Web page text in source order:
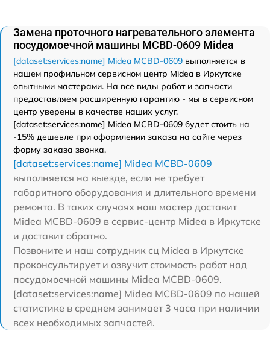
Замена проточного нагревательного элемента
посудомоечной машины MCBD-0609 Midea
[dataset:services:name] Midea MCBD-0609 выполняется в
нашем профильном сервисном центр Midea в Иркутске
опытными мастерами. На все виды работ и запчасти
предоставляем расширенную гарантию - мы в сервисном
центр уверены в качестве наших услуг.
[dataset:services:name] Midea MCBD-0609 будет стоить на
-15% дешевле при оформлении заказа на сайте через
форму заказа звонка.
[dataset:services:name] Midea MCBD-0609
выполняется на выезде, если не требует
габаритного оборудования и длительного времени
ремонта. В таких случаях наш мастер доставит
Midea MCBD-0609 в сервис-центр Midea в Иркутске
и доставит обратно.
Позвоните и наш сотрудник сц Midea в Иркутске
проконсультирует и озвучит стоимость работ над
посудомоечной машины Midea MCBD-0609.
[dataset:services:name] Midea MCBD-0609 по нашей
статистике в среднем занимает 3 часа при наличии
всех необходимых запчастей.